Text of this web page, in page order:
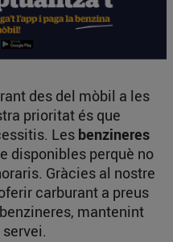
des del mòbil a les
prioritat és que
Les benzineres
disponibles perquè no
Gràcies al nostre
carburant a preus
mantenint